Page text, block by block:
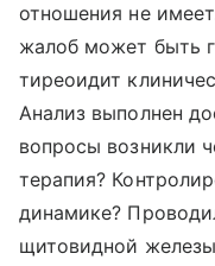
отношения не
жалоб может быть
тиреоидит
Анализ выполнен
вопросы возникли
терапия?
динамике?
щитовидной